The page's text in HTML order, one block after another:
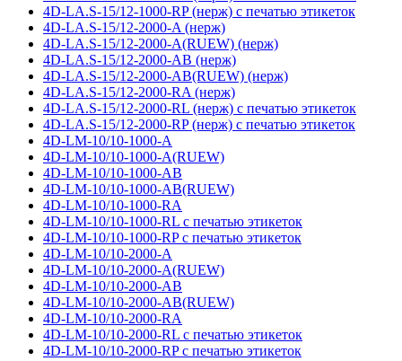
4D-LA.S-15/12-1000-RP (нерж) с печатью этикеток
4D-LA.S-15/12-2000-A (нерж)
4D-LA.S-15/12-2000-A(RUEW) (нерж)
4D-LA.S-15/12-2000-AB (нерж)
4D-LA.S-15/12-2000-AB(RUEW) (нерж)
4D-LA.S-15/12-2000-RA (нерж)
4D-LA.S-15/12-2000-RL (нерж) с печатью этикеток
4D-LA.S-15/12-2000-RP (нерж) с печатью этикеток
4D-LM-10/10-1000-A
4D-LM-10/10-1000-A(RUEW)
4D-LM-10/10-1000-AB
4D-LM-10/10-1000-AB(RUEW)
4D-LM-10/10-1000-RA
4D-LM-10/10-1000-RL с печатью этикеток
4D-LM-10/10-1000-RP с печатью этикеток
4D-LM-10/10-2000-A
4D-LM-10/10-2000-A(RUEW)
4D-LM-10/10-2000-AB
4D-LM-10/10-2000-AB(RUEW)
4D-LM-10/10-2000-RA
4D-LM-10/10-2000-RL с печатью этикеток
4D-LM-10/10-2000-RP с печатью этикеток